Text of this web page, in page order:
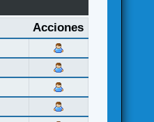
Acciones